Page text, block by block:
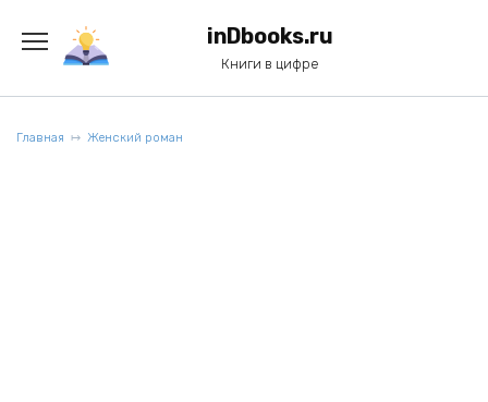
содержанию
inDbooks.ru
Книги в цифре
Главная Женский роман